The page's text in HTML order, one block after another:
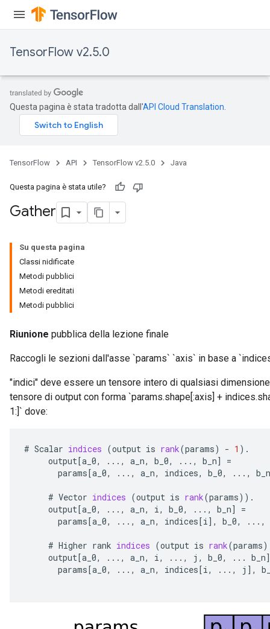
TensorFlow v2.5.0
Questa pagina è stata tradotta dall'API Cloud Translation
TensorFlow API TensorFlow v2.5.0 Java
Questa pagina è stata utile?
Gather
Su questa pagina
Classi nidificate
Metodi pubblici
Metodi ereditati
Metodi pubblici
Riunione pubblica della lezione finale
Raccogli le sezioni dall'asse `params` `axis` in base a
"indici" deve essere un tensore intero di qualsiasi
tensore di output con forma `params.shape[:axis] +
1:]` dove:
# Scalar indices (output is rank(params) - 1 ).
output[a_0, ..., a_n, b_0, ..., b_n]
=
params[a_0, ..., a_n, indices, b_0, ..., b_n
# Vector indices (output is rank(params)).
output[a_0, ..., a_n, i, b_0, ..., b_n]
=
params[a_0, ..., a_n, indices[i] , b_0, ...,
# Higher rank indices (output is rank(params)
output[a_0, ..., a_n, i, ..., j , b_0, ... b_n]
params[a_0, ..., a_n, indices[i, ..., j ] ,